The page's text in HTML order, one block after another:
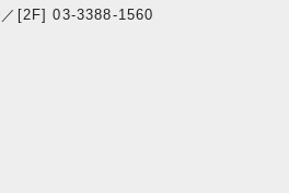
[2F] 03-3388-1560